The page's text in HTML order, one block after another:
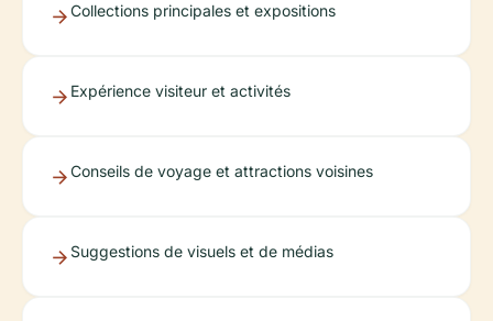
Collections principales et expositions
Expérience visiteur et activités
Conseils de voyage et attractions voisines
Suggestions de visuels et de médias